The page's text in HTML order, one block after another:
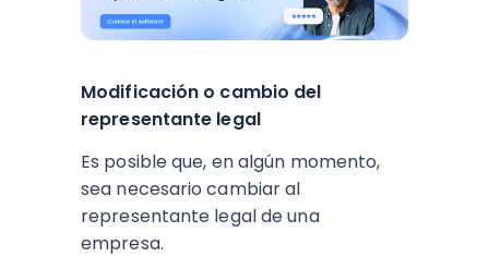
Modificación o cambio del
representante legal
Es posible que, en algún momento,
sea necesario cambiar al
representante legal de una
empresa.